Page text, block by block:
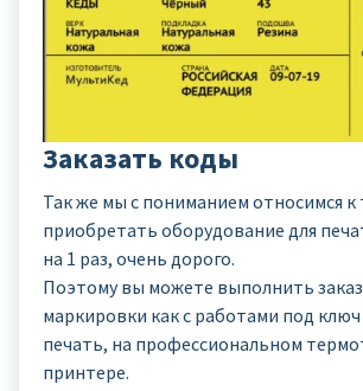
Заказать коды
Так же мы с пониманием относимся к
приобретать оборудование для
на 1 раз, очень дорого.
Поэтому вы можете выполнить
маркировки как с работами под
печать, на профессиональном
принтере.